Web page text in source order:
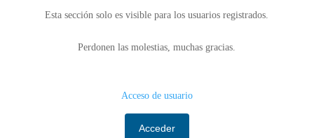
Esta sección solo es visible para los usuarios registrados.
Perdonen las molestias, muchas gracias.
Acceso de usuario
Acceder